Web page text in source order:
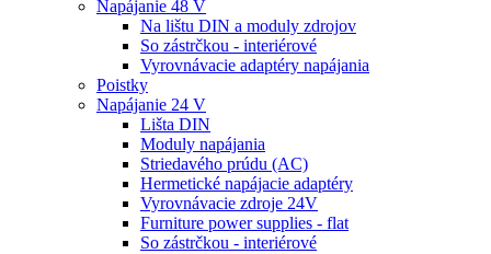
Napájanie 48 V
Na lištu DIN a moduly zdrojov
So zástrčkou - interiérové
Vyrovnávacie adaptéry napájania
Poistky
Napájanie 24 V
Lišta DIN
Moduly napájania
Striedavého prúdu (AC)
Hermetické napájacie adaptéry
Vyrovnávacie zdroje 24V
Furniture power supplies - flat
So zástrčkou - interiérové